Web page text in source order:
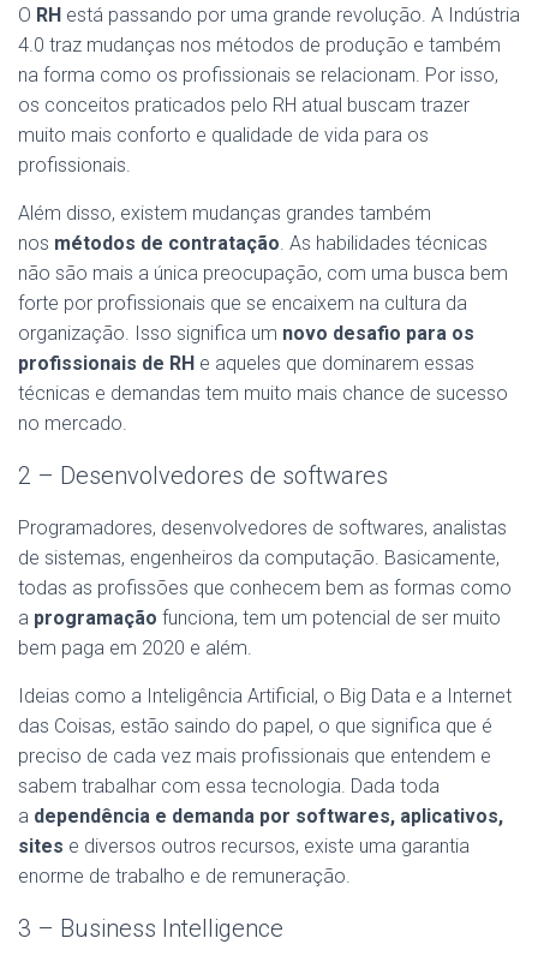
O RH está passando por uma grande revolução. A Indústria
4.0 traz mudanças nos métodos de produção e também
na forma como os profissionais se relacionam. Por isso,
os conceitos praticados pelo RH atual buscam trazer
muito mais conforto e qualidade de vida para os
profissionais.
Além disso, existem mudanças grandes também
nos métodos de contratação. As habilidades técnicas
não são mais a única preocupação, com uma busca bem
forte por profissionais que se encaixem na cultura da
organização. Isso significa um novo desafio para os
profissionais de RH e aqueles que dominarem essas
técnicas e demandas tem muito mais chance de sucesso
no mercado.
2 – Desenvolvedores de softwares
Programadores, desenvolvedores de softwares, analistas
de sistemas, engenheiros da computação. Basicamente,
todas as profissões que conhecem bem as formas como
a programação funciona, tem um potencial de ser muito
bem paga em 2020 e além.
Ideias como a Inteligência Artificial, o Big Data e a Internet
das Coisas, estão saindo do papel, o que significa que é
preciso de cada vez mais profissionais que entendem e
sabem trabalhar com essa tecnologia. Dada toda
a dependência e demanda por softwares, aplicativos,
sites e diversos outros recursos, existe uma garantia
enorme de trabalho e de remuneração.
3 – Business Intelligence